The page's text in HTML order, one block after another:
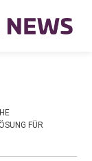
FÜR